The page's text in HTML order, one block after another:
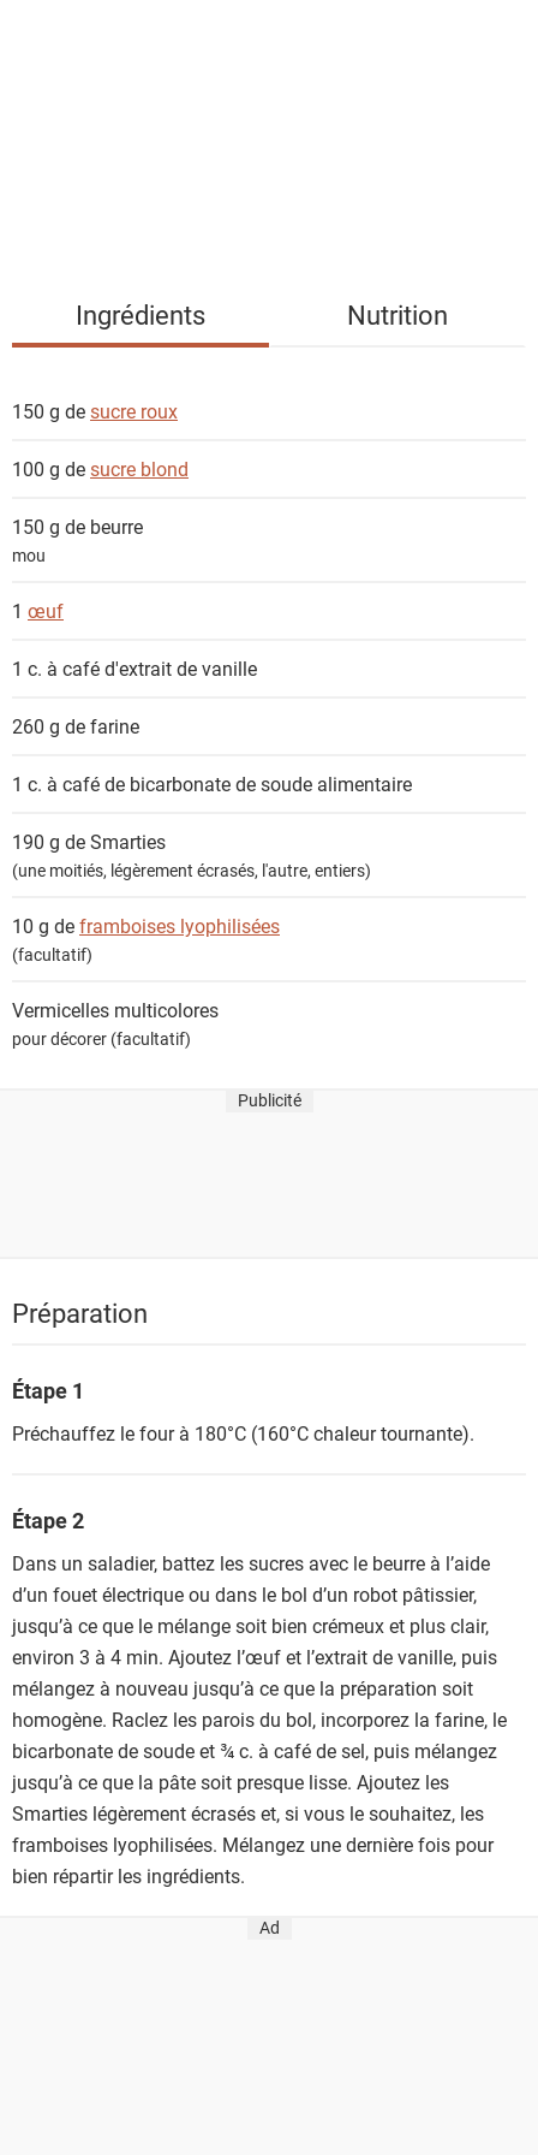
t
s
Ingrédients Nutrition
150 g desucre roux
100 g desucre blond
150 g de beurre
mou
1 œuf
1 c. à caféd'extrait de vanille
260 g defarine
1 c. à café de bicarbonate de soude alimentaire
190 g deSmarties
(une moitiés, légèrement écrasés, l'autre, entiers)
10 g deframboises lyophilisées
(facultatif)
Vermicelles multicolores
pour décorer (facultatif)
Publicité
Préparation
Étape 1
Préchauffez le four à 180°C (160°C chaleur tournante).
Étape 2
Dans un saladier, battez les sucres avec le beurre à l’aide
d’un fouet électrique ou dans le bol d’un robot pâtissier,
jusqu’à ce que le mélange soit bien crémeux et plus clair,
environ 3 à 4 min. Ajoutez l’œuf et l’extrait de vanille, puis
mélangez à nouveau jusqu’à ce que la préparation soit
homogène. Raclez les parois du bol, incorporez la farine, le
bicarbonate de soude et ¾ c. à café de sel, puis mélangez
jusqu’à ce que la pâte soit presque lisse. Ajoutez les
Smarties légèrement écrasés et, si vous le souhaitez, les
framboises lyophilisées. Mélangez une dernière fois pour
bien répartir les ingrédients.
Ad